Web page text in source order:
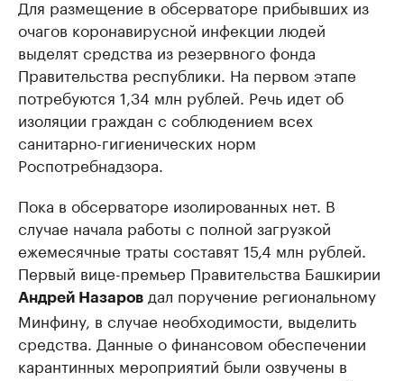
Для размещение в обсерваторе прибывших из
очагов коронавирусной инфекции людей
выделят средства из резервного фонда
Правительства республики. На первом этапе
потребуются 1,34 млн рублей. Речь идет об
изоляции граждан с соблюдением всех
санитарно-гигиенических норм
Роспотребнадзора.
Пока в обсерваторе изолированных нет. В
случае начала работы с полной загрузкой
ежемесячные траты составят 15,4 млн рублей.
Первый вице-премьер Правительства Башкирии
Андрей Назаров дал поручение региональному
Минфину, в случае необходимости, выделить
средства. Данные о финансовом обеспечении
карантинных мероприятий были озвучены в